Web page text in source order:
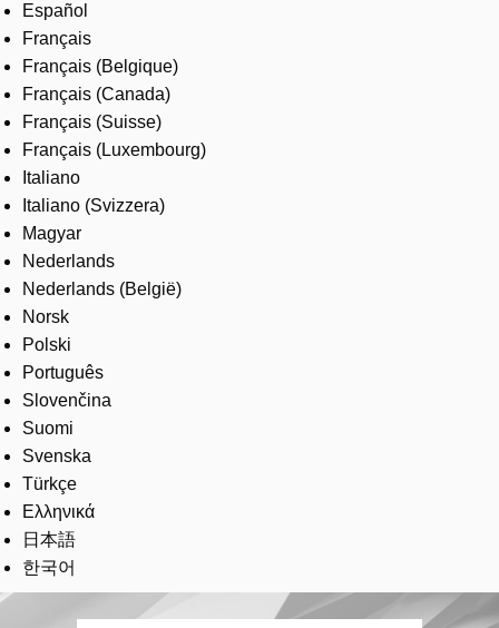
Español
Français
Français (Belgique)
Français (Canada)
Français (Suisse)
Français (Luxembourg)
Italiano
Italiano (Svizzera)
Magyar
Nederlands
Nederlands (België)
Norsk
Polski
Português
Slovenčina
Suomi
Svenska
Türkçe
Ελληνικά
日本語
한국어